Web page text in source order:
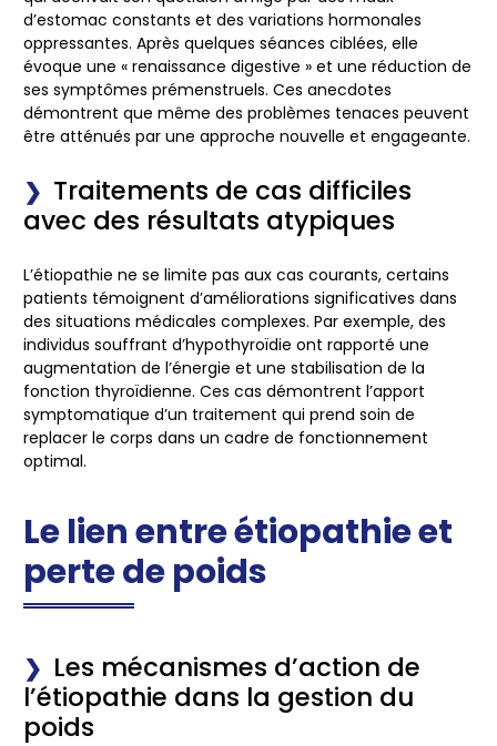
d’estomac constants et des variations hormonales
oppressantes. Après quelques séances ciblées, elle
évoque une « renaissance digestive » et une réduction de
ses symptômes prémenstruels. Ces anecdotes
démontrent que même des problèmes tenaces peuvent
être atténués par une approche nouvelle et engageante.
Traitements de cas difficiles
avec des résultats atypiques
L’étiopathie ne se limite pas aux cas courants, certains
patients témoignent d’améliorations significatives dans
des situations médicales complexes. Par exemple, des
individus souffrant d’hypothyroïdie ont rapporté une
augmentation de l’énergie et une stabilisation de la
fonction thyroïdienne. Ces cas démontrent l’apport
symptomatique d’un traitement qui prend soin de
replacer le corps dans un cadre de fonctionnement
optimal.
Le lien entre étiopathie et
perte de poids
Les mécanismes d’action de
l’étiopathie dans la gestion du
poids